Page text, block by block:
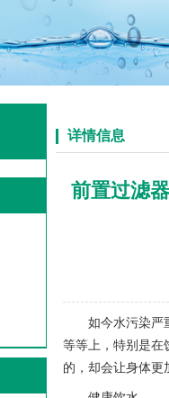
详情信息
前置过滤
如今水污染严
等等上，特别是在
的，却会让身体更